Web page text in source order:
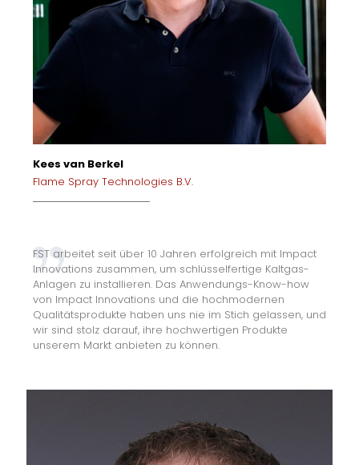
Kees van Berkel
Flame Spray Technologies B.V.
FST arbeitet seit über 10 Jahren erfolgreich mit Impact
Innovations zusammen, um schlüsselfertige Kaltgas-
Anlagen zu installieren. Das Anwendungs-Know-how
von Impact Innovations und die hochmodernen
Qualitätsprodukte haben uns nie im Stich gelassen, und
wir sind stolz darauf, ihre hochwertigen Produkte
unserem Markt anbieten zu können.